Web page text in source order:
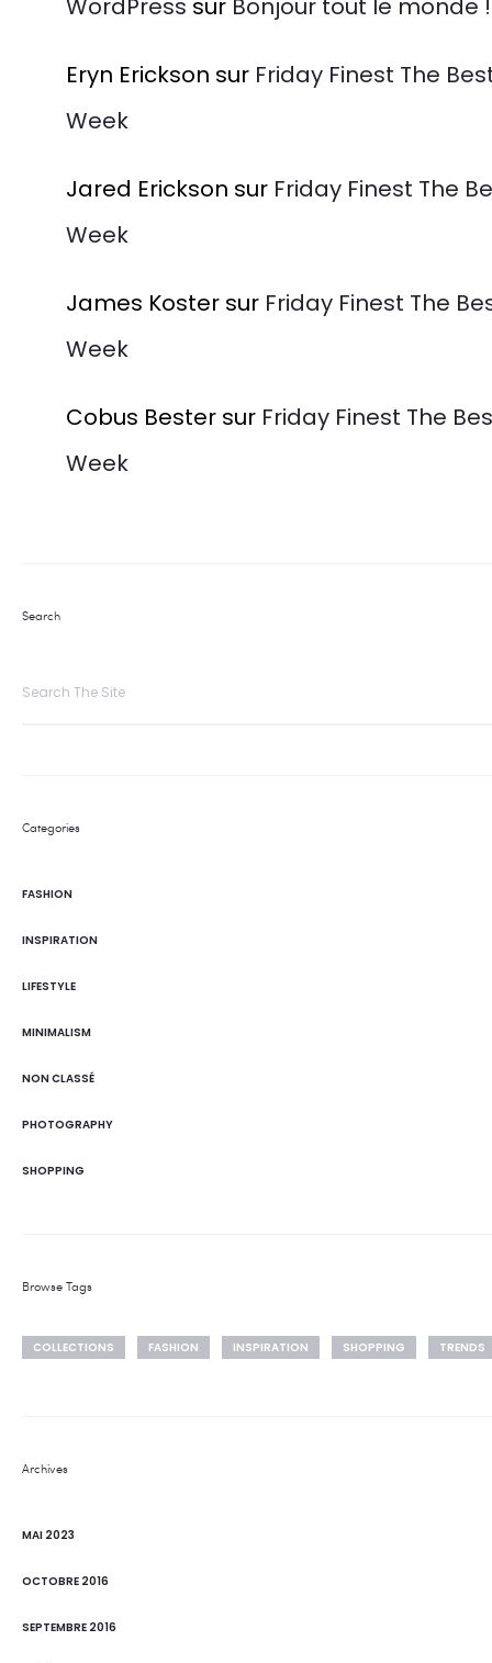
WordPress sur Bonjour tout le monde !
Eryn Erickson sur Friday Finest The
Week
Jared Erickson sur Friday Finest The
Week
James Koster sur Friday Finest The
Week
Cobus Bester sur Friday Finest The
Week
Search
Categories
FASHION
INSPIRATION
LIFESTYLE
MINIMALISM
NON CLASSÉ
PHOTOGRAPHY
SHOPPING
Browse Tags
COLLECTIONS FASHION INSPIRATION SHOPPING TRENDS
Archives
MAI 2023
OCTOBRE 2016
SEPTEMBRE 2016